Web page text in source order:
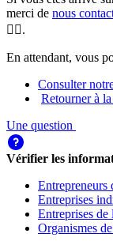
merci de nous
🕵️‍♀️.
En attendant, vous
Consulter
Retourner à
Une question
Vérifier les
Entrepreneurs
Entreprises
Entreprises
Organismes